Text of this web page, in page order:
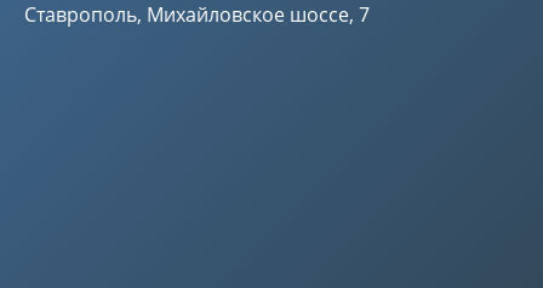
Ставрополь, Михайловское шоссе, 7